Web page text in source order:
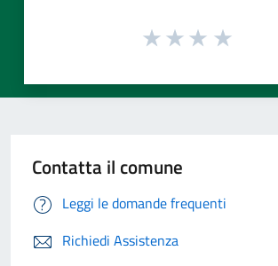
Contatta il comune
Leggi le domande frequenti
Richiedi Assistenza